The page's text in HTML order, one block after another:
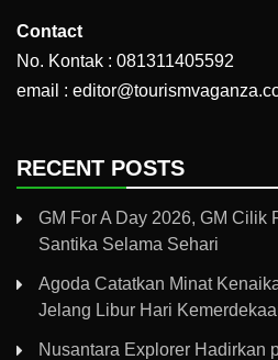
Contact
No. Kontak : 081311405592
email :
RECENT POSTS
GM For A Day 2026, GM Cilik
Santika Selama Sehari
Agoda Catatkan Minat
Jelang Libur Hari
Nusantara Explorer Hadirkan